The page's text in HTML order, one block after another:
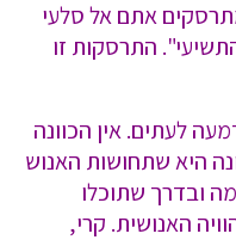
אתם אל סלעי
התרסקות זו
לעתים. אין הכוונה
היא שתחושות האנוש
ובדרך שתוכלו
האנושית. קרי,